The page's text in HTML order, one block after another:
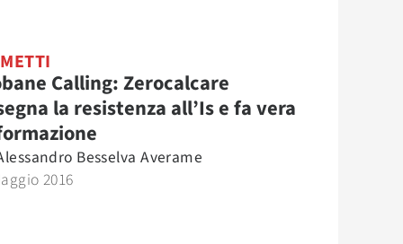
Calling: Zerocalcare
la resistenza all’Is e fa vera
Besselva Averame
2016